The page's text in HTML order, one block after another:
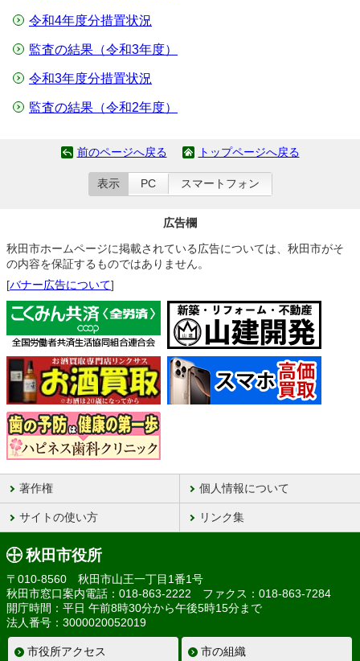
令和4年度分措置状況
監査の結果（令和3年度）
令和3年度分措置状況
監査の結果（令和2年度）
前のページへ戻る トップページへ戻る
表示 PC スマートフォン
広告欄
秋田市ホームページに掲載されている広告については、秋田市がそ
の内容を保証するものではありません。
[バナー広告について]
著作権 個人情報について
サイトの使い方 リンク集
秋田市役所
〒010-8560 秋田市山王一丁目1番1号
秋田市窓口案内電話：018-863-2222 ファクス：018-863-7284
開庁時間：平日 午前8時30分から午後5時15分まで
法人番号：3000020052019
市役所アクセス 市の組織